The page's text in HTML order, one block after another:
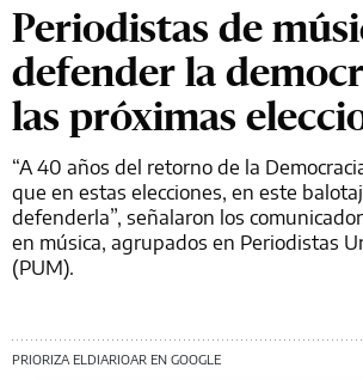
Periodistas de
defender la
las próximas
“A 40 años del retorno de la
que en estas elecciones, en este
defenderla”, señalaron los
en música, agrupados en Periodistas
(PUM).
PRIORIZA ELDIARIOAR EN GOOGLE